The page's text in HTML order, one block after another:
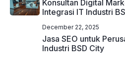
Konsultan Digital
Integrasi IT Industri
December 22, 2025
Jasa SEO untuk
Industri BSD City